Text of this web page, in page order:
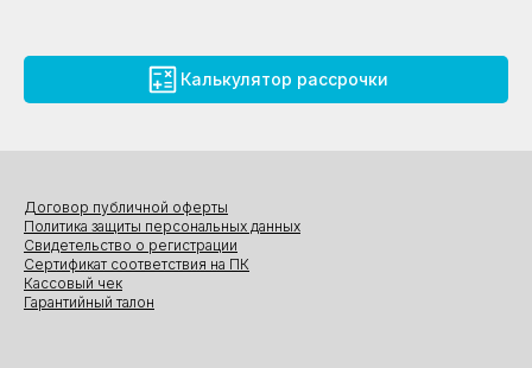
Калькулятор рассрочки
Договор публичной оферты
Политика защиты персональных данных
Свидетельство о регистрации
Сертификат соответствия на ПК
Кассовый чек
Гарантийный талон